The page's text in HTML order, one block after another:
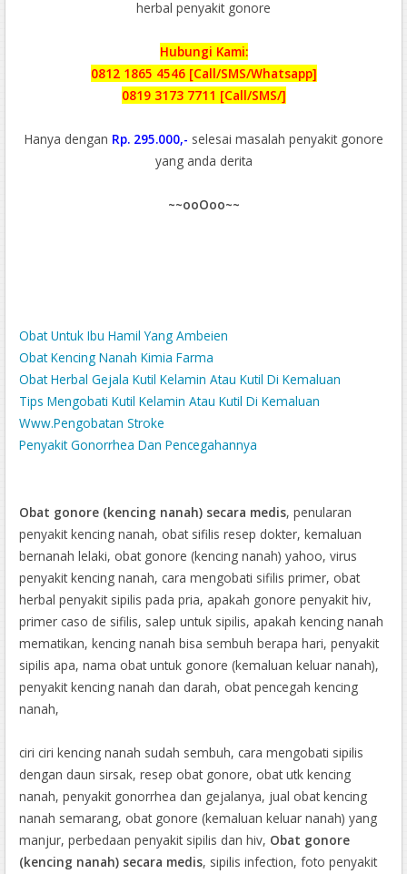
herbal penyakit gonore
Hubungi Kami:
0812 1865 4546 [Call/SMS/Whatsapp]
0819 3173 7711 [Call/SMS/]
Hanya dengan Rp. 295.000,- selesai masalah penyakit gonore
yang anda derita
~~ooOoo~~
Obat Untuk Ibu Hamil Yang Ambeien
Obat Kencing Nanah Kimia Farma
Obat Herbal Gejala Kutil Kelamin Atau Kutil Di Kemaluan
Tips Mengobati Kutil Kelamin Atau Kutil Di Kemaluan
Www.Pengobatan Stroke
Penyakit Gonorrhea Dan Pencegahannya
Apakah Benjolan Ambeien Bisa Dihilangkan
Penyebab Kutil Di Alat Kelamin
Mengobati Ambeien Berdarah Secara Alami
Cara Mengobati Asam Urat Di Lutut
Gatal Di Kemaluan Tanda Mengandung
Obat Untuk Mengobati Kanker Payudara
Penyakit Gonorrhea Ppt
Obat gonore (kencing nanah) secara medis, penularan
penyakit kencing nanah, obat sifilis resep dokter, kemaluan
bernanah lelaki, obat gonore (kencing nanah) yahoo, virus
penyakit kencing nanah, cara mengobati sifilis primer, obat
herbal penyakit sipilis pada pria, apakah gonore penyakit hiv,
primer caso de sifilis, salep untuk sipilis, apakah kencing nanah
mematikan, kencing nanah bisa sembuh berapa hari, penyakit
sipilis apa, nama obat untuk gonore (kemaluan keluar nanah),
penyakit kencing nanah dan darah, obat pencegah kencing
nanah,
ciri ciri kencing nanah sudah sembuh, cara mengobati sipilis
dengan daun sirsak, resep obat gonore, obat utk kencing
nanah, penyakit gonorrhea dan gejalanya, jual obat kencing
nanah semarang, obat gonore (kemaluan keluar nanah) yang
manjur, perbedaan penyakit sipilis dan hiv, Obat gonore
(kencing nanah) secara medis, sipilis infection, foto penyakit